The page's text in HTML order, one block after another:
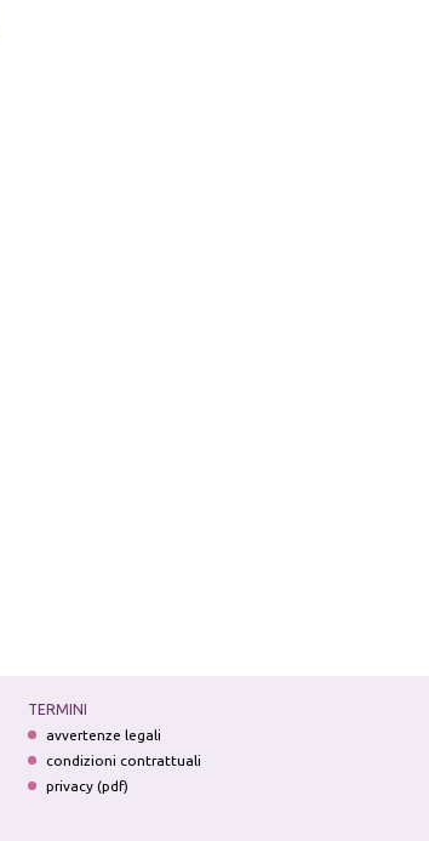
TERMINI
avvertenze legali
condizioni contrattuali
privacy (pdf)